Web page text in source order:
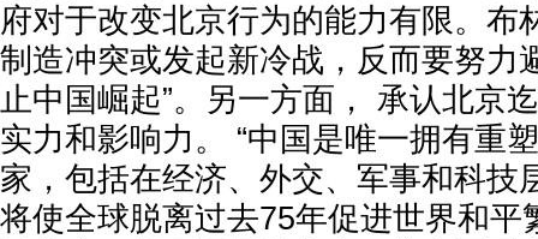
府对于改变北京行为的能力有限。布
制造冲突或发起新冷战，反而要努力
止中国崛起”。另一方面， 承认北京
实力和影响力。 “中国是唯一拥有重
家，包括在经济、外交、军事和科技
将使全球脱离过去75年促进世界和平